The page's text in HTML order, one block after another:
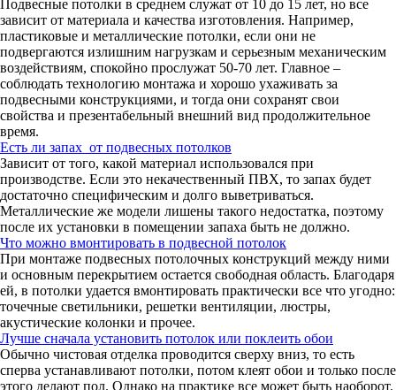
Подвесные потолки в среднем служат от 10 до 15 лет, но все
зависит от материала и качества изготовления. Например,
пластиковые и металлические потолки, если они не
подвергаются излишним нагрузкам и серьезным механическим
воздействиям, спокойно прослужат 50-70 лет. Главное –
соблюдать технологию монтажа и хорошо ухаживать за
подвесными конструкциями, и тогда они сохранят свои
свойства и презентабельный внешний вид продолжительное
время.
Есть ли запах от подвесных потолков
Зависит от того, какой материал использовался при
производстве. Если это некачественный ПВХ, то запах будет
достаточно специфическим и долго выветриваться.
Металлические же модели лишены такого недостатка, поэтому
после их установки в помещении запаха быть не должно.
Что можно вмонтировать в подвесной потолок
При монтаже подвесных потолочных конструкций между ними
и основным перекрытием остается свободная область. Благодаря
ей, в потолки удается вмонтировать практически все что угодно:
точечные светильники, решетки вентиляции, люстры,
акустические колонки и прочее.
Лучше сначала установить потолок или поклеить обои
Обычно чистовая отделка проводится сверху вниз, то есть
сперва устанавливают потолки, потом клеят обои и только после
этого делают пол. Однако на практике все может быть наоборот.